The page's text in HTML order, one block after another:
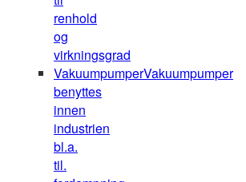
renhold
og
virkningsgrad
VakuumpumperVakuumpumper
benyttes
innen
industrien
bl.a.
til.